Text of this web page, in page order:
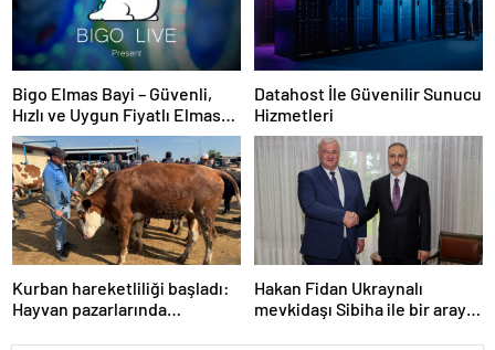
Bigo Elmas Bayi – Güvenli,
Hızlı ve Uygun Fiyatlı Elmas
Satın Almanın Yeni Adresi
Datahost İle Güvenilir Sunucu
Hizmetleri
Kurban hareketliliği başladı:
Hayvan pazarlarında
Hakan Fidan Ukraynalı
mevkidaşı Sibiha ile bir araya